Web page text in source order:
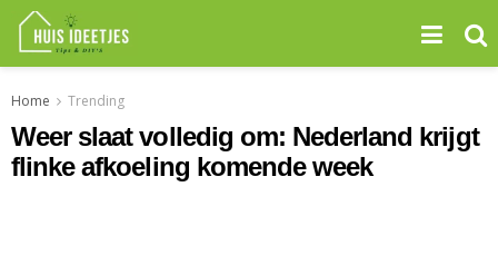
Home Trending
Weer slaat volledig om: Nederland krijgt
flinke afkoeling komende week